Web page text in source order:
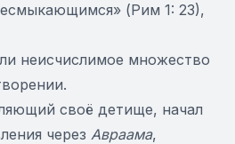
(Рим 1: 23),
неисчислимое множество
своё детище, начал
через Авраама,